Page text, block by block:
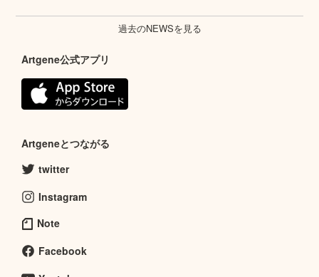
過去のNEWSを見る
Artgene公式アプリ
Artgeneとつながる
twitter
Instagram
Note
Facebook